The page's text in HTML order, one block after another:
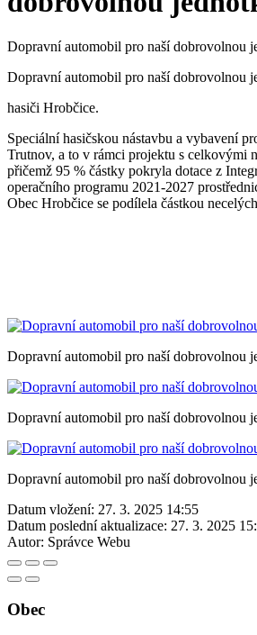
Dopravní automobil pro naší dobrovolnou
Dopravní automobil pro naší dobrovolnou
hasiči Hrobčice.
Speciální hasičskou nástavbu a vybavení
Trutnov, a to v rámci projektu s celkovými
přičemž 95 % částky pokryla dotace z
operačního programu 2021-2027
Obec Hrobčice se podílela částkou
Dopravní automobil pro naší dobrovolnou
Dopravní automobil pro naší dobrovolnou
Dopravní automobil pro naší dobrovolnou
Datum vložení: 27. 3. 2025 14:55
Datum poslední aktualizace: 27. 3. 2025
Autor: Správce Webu
Obec